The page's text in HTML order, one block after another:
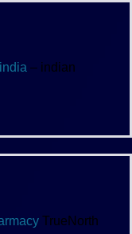
– indian
TrueNorth